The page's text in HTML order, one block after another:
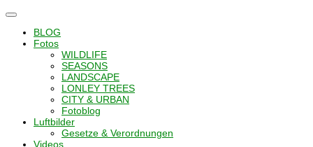
Navigation
umschalten
BLOG
Fotos
WILDLIFE
SEASONS
LANDSCAPE
LONLEY TREES
CITY & URBAN
Fotoblog
Luftbilder
Gesetze & Verordnungen
Videos